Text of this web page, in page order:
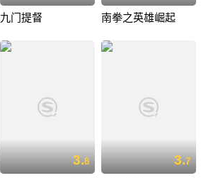
九门提督 南拳之英雄崛起
3.8 3.7